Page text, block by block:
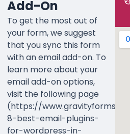
Add-On
To get the most out of
your form, we suggest
that you sync this form
with an email add-on. To
learn more about your
email add-on options,
visit the following page
(https://
8-best-email-plugins-
for-wordpress-in-